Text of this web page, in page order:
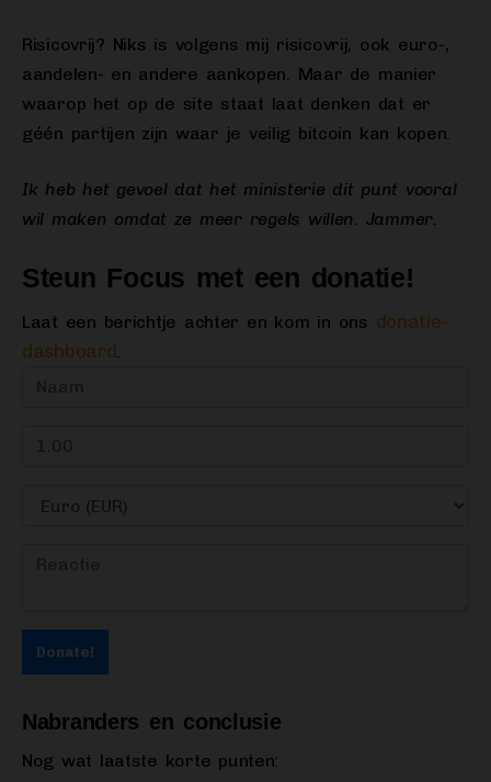
Risicovrij? Niks is volgens mij risicovrij, ook euro-,
aandelen- en andere aankopen. Maar de manier
waarop het op de site staat laat denken dat er
géén partijen zijn waar je veilig bitcoin kan kopen.
Ik heb het gevoel dat het ministerie dit punt vooral
wil maken omdat ze meer regels willen. Jammer.
Steun Focus met een donatie!
Laat een berichtje achter en kom in ons donatie-
dashboard.
Donate!
Nabranders en conclusie
Nog wat laatste korte punten: